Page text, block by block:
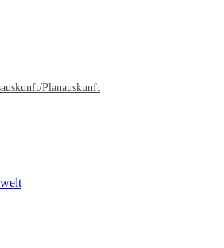
Planauskunft